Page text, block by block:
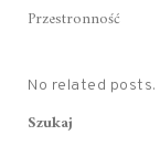
Przestronność
No related posts.
Szukaj